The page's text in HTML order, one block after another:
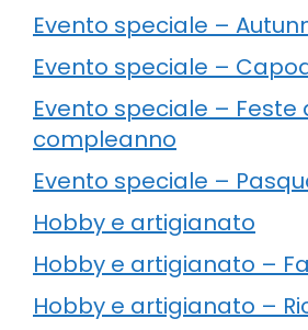
Evento speciale –
Evento speciale –
Evento speciale – Feste
compleanno
Evento speciale –
Hobby e artigianato
Hobby e artigianato –
Hobby e artigianato –